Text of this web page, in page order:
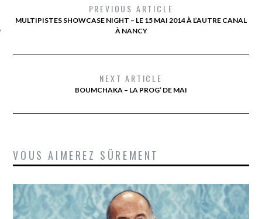
PREVIOUS ARTICLE
MULTIPISTES SHOWCASE NIGHT – LE 15 MAI 2014 À L’AUTRE CANAL
À NANCY
NEXT ARTICLE
BOUMCHAKA – LA PROG’ DE MAI
VOUS AIMEREZ SÛREMENT